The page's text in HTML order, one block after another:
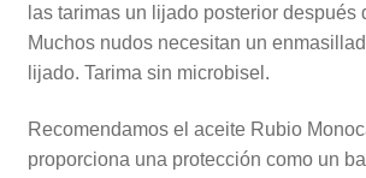
las tarimas un lijado posterior después
Muchos nudos necesitan un
lijado. Tarima sin microbisel.
Recomendamos el aceite Rubio
proporciona una protección como un